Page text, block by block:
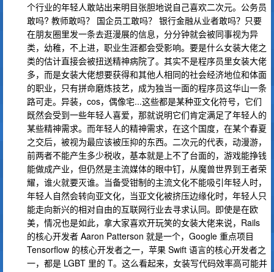
个行业的年轻人敢站出来明目张胆地说自己喜欢二次元。公务员
敢吗? 教师敢吗？ 国企员工敢吗？ 银行金融从业者敢吗？只要
在朋友圈里发一条去逛漫展的信息，分分钟就会被同事视为异
类，幼稚，不上进，职业生涯都会受影响。要是什么女装大佬之
类的估计直接会被扭送精神病院了。其实不是程序员里女装大佬
多，而是女装大佬想要获得和其他人相同的社会经济地位和体面
的职业，只有拼命磨炼技艺，成为独当一面的程序员这华山一条
路可走。异装，cos，偶像宅...这些都是某种亚文化符号，它们
既然会受到一些年轻人喜爱，那就说明它们肯定满足了年轻人的
某些精神需求。而年轻人的精神需求，在这个国度，在某个春夏
之交后，被视为最应该被压抑的东西。二次元的代表，动漫游，
前两者不能产生多少税收，基本就是上不了台面的，游戏能挣钱
能做成产业，但仍然是主流媒体的眼中钉，从魔兽世界到王者荣
耀，谁火就要灭谁。当备受钳制的主流文化不能吸引年轻人时，
年轻人自然会转向亚文化，当亚文化被挤压边缘化时，年轻人只
能走向新兴的相对自由的互联网行业去寻求认同。即使是在欧
美，情况也是如此，拿大家喜欢开玩笑的女装大佬来说，Rails
的核心开发者 Aaron Patterson 就是一个，Google 重点项目
Tensorflow 的核心开发者之一，苹果 Swift 语言的核心开发者之
一，都是 LGBT 里的 T。这么看起来，女装写代码效率高可能并